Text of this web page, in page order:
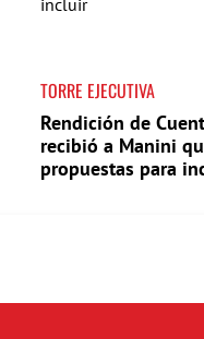
TORRE EJECUTIVA
Rendición de
recibió a Manini
propuestas para